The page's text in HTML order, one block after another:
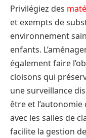
Privilégiez des
et exempts de
environnement
enfants.
également faire
cloisons qui
une surveillance
être et
avec les salles de
facilite la gestion